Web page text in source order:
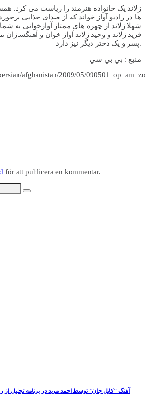
زلاند یک خانواده هنرمند را ریاست می کرد.
ها در رادیو آواز خواند که از صدای جذابی
شهلا زلاند از چهره های ممتاز آوازخوانی به
فرید زلاند و وحید زلاند آواز خوان و آهنگسازان
پسر و یک دختر دیگر نیز دارد.
منبع : بي بي سي
afghanistan/2009/05/
för att publicera en kommentar.
آهنگ ”کابل جان” توسط احمد مرید در برنامه تجلیل